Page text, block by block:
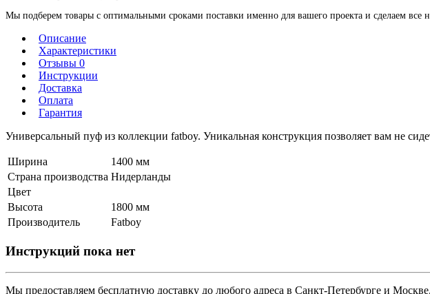
Мы подберем товары с оптимальными сроками поставки именно для вашего проекта и сделаем все
Описание
Характеристики
Отзывы 0
Инструкции
Доставка
Оплата
Гарантия
Универсальный пуф из коллекции fatboy. Уникальная конструкция позволяет вам не
Ширина
1400 мм
Страна производства Нидерланды
Цвет
Высота
1800 мм
Производитель
Fatboy
Инструкций пока нет
Мы предоставляем бесплатную доставку до любого адреса в Санкт-Петербурге и Москве.